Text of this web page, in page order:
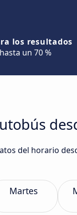
los resultados
un 70 %
del horario
Martes